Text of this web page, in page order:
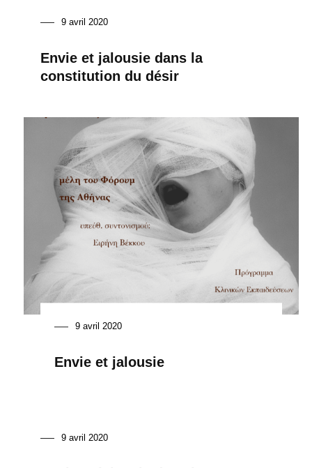
9 avril 2020
Envie et jalousie dans la
constitution du désir
9 avril 2020
Envie et jalousie
9 avril 2020